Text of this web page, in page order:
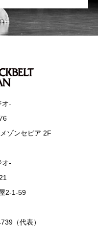
オ-
ゾンセピア 2F
オ-
2-1-59
（代表）